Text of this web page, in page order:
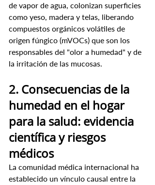
de vapor de agua, colonizan superficies
como yeso, madera y telas, liberando
compuestos orgánicos volátiles de
origen fúngico (mVOCs) que son los
responsables del "olor a humedad" y de
la irritación de las mucosas.
2. Consecuencias de la
humedad en el hogar
para la salud: evidencia
científica y riesgos
médicos
La comunidad médica internacional ha
establecido un vínculo causal entre la